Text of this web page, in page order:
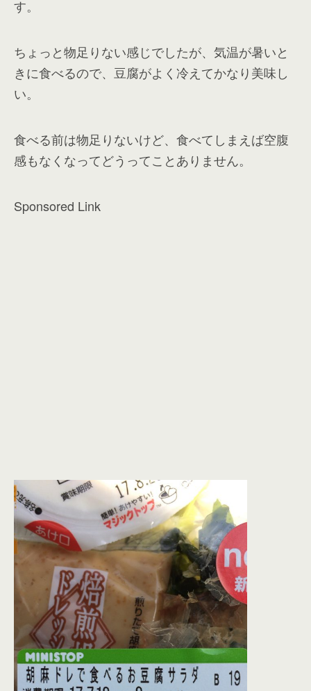
す。
ちょっと物足りない感じでしたが、気温が暑いと
きに食べるので、豆腐がよく冷えてかなり美味し
い。
食べる前は物足りないけど、食べてしまえば空腹
感もなくなってどうってことありません。
Sponsored Link